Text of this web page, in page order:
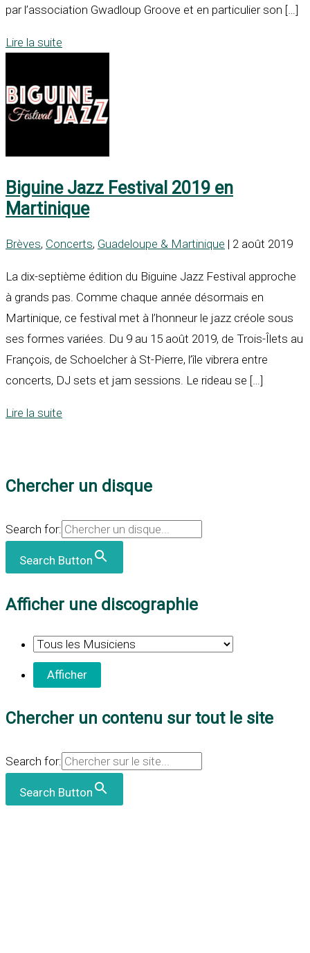
par l’association Gwadloup Groove et en particulier son […]
Lire la suite
Biguine Jazz Festival 2019 en
Martinique
Brèves, Concerts, Guadeloupe & Martinique | 2 août 2019
La dix-septième édition du Biguine Jazz Festival approche
à grands pas. Comme chaque année désormais en
Martinique, ce festival met à l’honneur le jazz créole sous
ses formes variées. Du 9 au 15 août 2019, de Trois-Îlets au
François, de Schoelcher à St-Pierre, l’île vibrera entre
concerts, DJ sets et jam sessions. Le rideau se […]
Lire la suite
Chercher un disque
Search for:
Search Button
Afficher une discographie
Chercher un contenu sur tout le site
Search for:
Search Button